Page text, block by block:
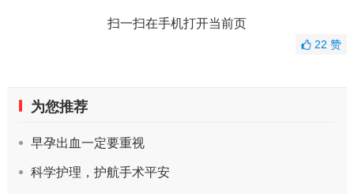
扫一扫在手机打开当前页
22赞
为您推荐
早孕出血一定要重视
科学护理，护航手术平安